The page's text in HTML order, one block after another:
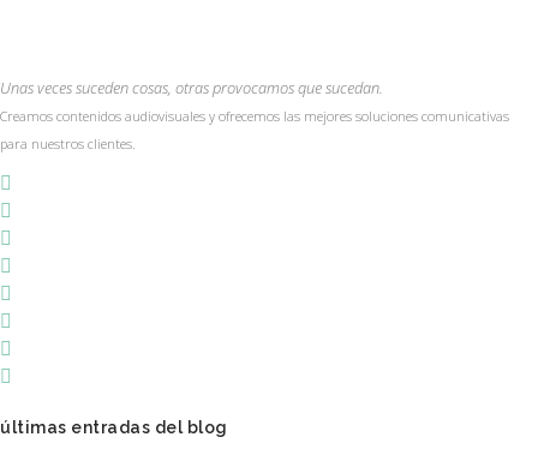
Unas veces suceden cosas, otras provocamos que sucedan.
Creamos contenidos audiovisuales y ofrecemos las mejores soluciones comunicativas
para nuestros clientes.
últimas entradas del blog